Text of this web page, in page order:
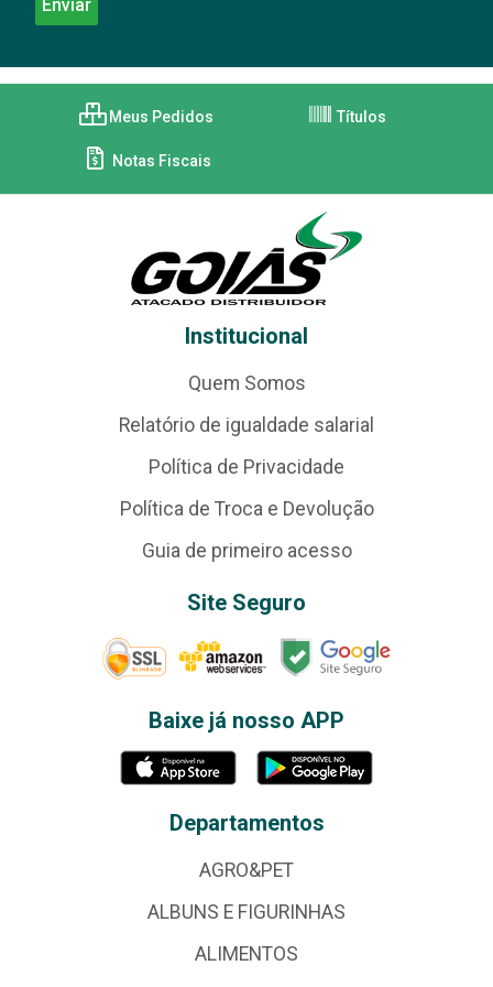
Meus Pedidos Títulos
Notas Fiscais
Institucional
Quem Somos
Relatório de igualdade salarial
Política de Privacidade
Política de Troca e Devolução
Guia de primeiro acesso
Site Seguro
Baixe já nosso APP
Departamentos
AGRO&PET
ALBUNS E FIGURINHAS
ALIMENTOS